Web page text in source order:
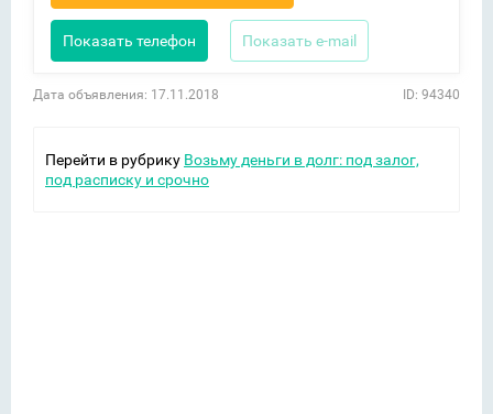
Показать телефон Показать e-mail
Дата объявления: 17.11.2018 ID: 94340
Перейти в рубрику Возьму деньги в долг: под залог,
под расписку и срочно